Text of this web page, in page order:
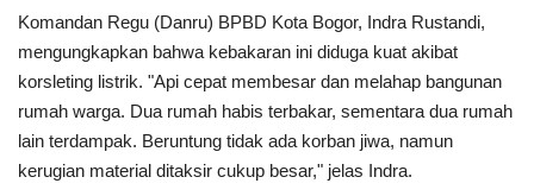
Perempuan/Anak
Komandan Regu (Danru) BPBD Kota Bogor, Indra Rustandi,
mengungkapkan bahwa kebakaran ini diduga kuat akibat
korsleting listrik. "Api cepat membesar dan melahap bangunan
rumah warga. Dua rumah habis terbakar, sementara dua rumah
lain terdampak. Beruntung tidak ada korban jiwa, namun
kerugian material ditaksir cukup besar," jelas Indra.